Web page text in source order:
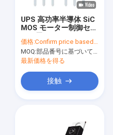
UPS 高功率半導体 SiC
MOS モーター制御セン
価格:Confirm price based on part number
MOQ:部品番号に基づいて数値を確認
最新価格を得る
接触